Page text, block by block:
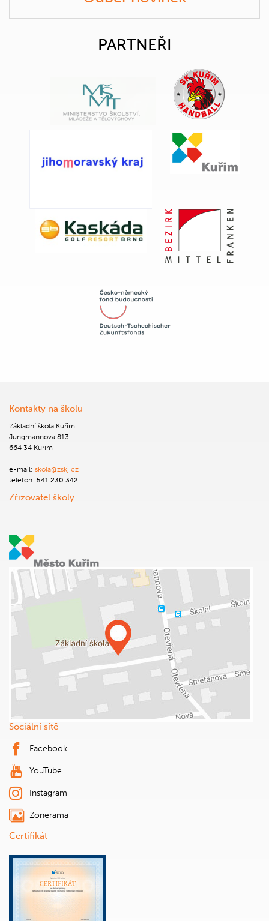
PARTNEŘI
Kontakty na školu
Základní škola Kuřim
Jungmannova 813
664 34 Kuřim
e-mail: skola@zskj.cz
telefon: 541 230 342
Zřizovatel školy
Sociální sítě
Facebook
YouTube
Instagram
Zonerama
Certifikát